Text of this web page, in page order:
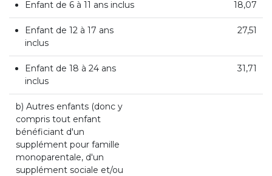
Enfant de 6 à 11 ans inclus 18,07
Enfant de 12 à 17 ans
inclus
27,51
Enfant de 18 à 24 ans
inclus
31,71
b) Autres enfants (donc y
compris tout enfant
bénéficiant d'un
supplément pour famille
monoparentale, d'un
supplément sociale et/ou